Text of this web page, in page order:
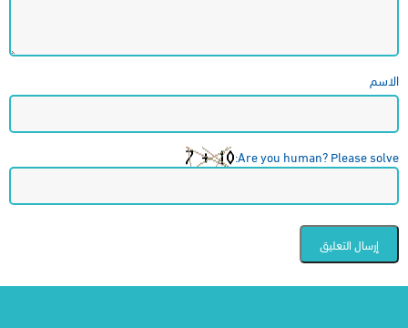
الاسم
Are you human? Please solve: